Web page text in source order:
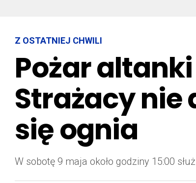
Z OSTATNIEJ CHWILI
Pożar
Strażacy nie
się ognia
W sobotę 9 maja około godziny 15:00